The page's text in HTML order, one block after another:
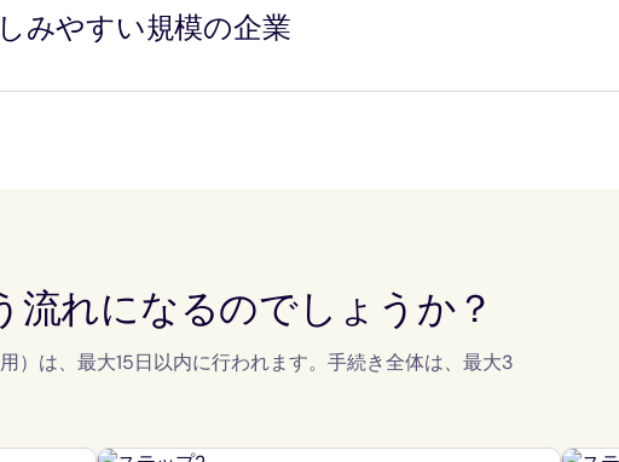
。当社の列車は、平日も週末も一日中同じ運行スケジュールで運行し
通機関としてはユニークなこの運営モデルにより、朝、夕方、終日、
みやすい規模の企業
流れになるのでしょうか？
）は、最大15日以内に行われます。手続き全体は、最大3